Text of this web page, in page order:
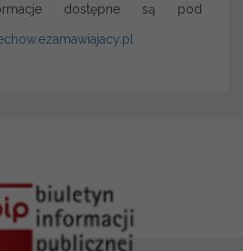
dostępne są pod